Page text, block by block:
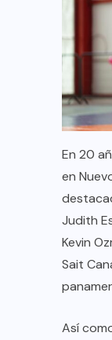
En 20
en
Judith
Kevin
Sait
Así